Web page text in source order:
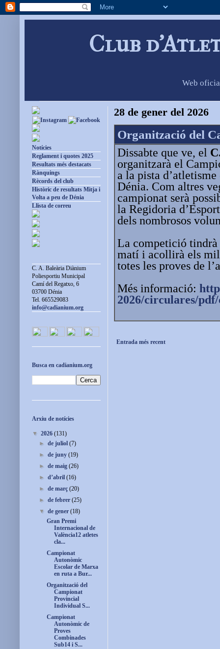
Club
Web
28 de gener del 2026
Organització del
Dissabte que ve, el
organitzarà el
a la pista
Dénia. Com altres
campionat serà
la Regidoria
dels nombrosos
La competició
matí i acollirà els
totes les proves de
Més informació:
2026/circulares/
Entrada més recent
Notícies
Reglament i quotes 2025
Resultats més destacats
Rànquings
Rècords del club
Històric de resultats Mitja i
Volta a peu de Dénia
Llista de correu
C. A. Baleària Diànium
Poliesportiu Municipal
Camí del Regatxo, 6
03700 Dénia
Tel. 665529083
info@cadianium.org
Busca en cadianium.org
Arxiu de notícies
▼ 2026 (131)
►de juliol(7)
►de juny(19)
►de maig(26)
►d’abril(16)
►de març(20)
►de febrer(25)
▼de gener(18)
Gran Premi
Internacional de
València12 atletes
cla...
Campionat
Autonòmic
Escolar de Marxa
en ruta a Bur...
Organització del
Campionat
Provincial
Individual S...
Campionat
Autonòmic de
Proves
Combinades
Sub14 i S...